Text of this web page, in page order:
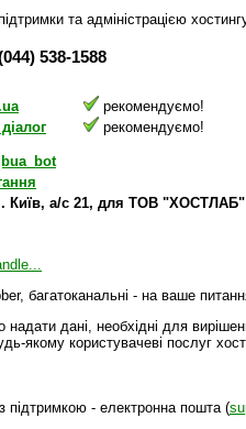
та адміністрацією
538-1588
рекомендуємо!
рекомендуємо!
Київ, а/с 21, для ТОВ "ХОСТЛАБ"
багатоканальні - на ваше
дані, необхідні для
якому користувачеві послуг
підтримкою - електронна пошта (